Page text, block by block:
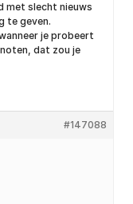
met slecht nieuws
te geven.
je probeert
dat zou je
#147088